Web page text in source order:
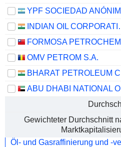
YPF SOCIEDAD
INDIAN
OMV PETROM S.A.
Gewichteter Durchschnitt
Öl- und Gasraffinierung und -